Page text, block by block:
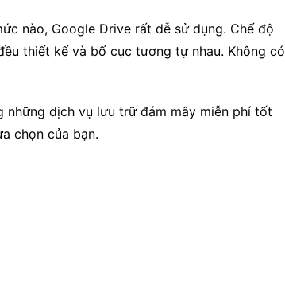
nào, Google Drive rất dễ sử dụng. Chế độ
thiết kế và bố cục tương tự nhau. Không có
dịch vụ lưu trữ đám mây miễn phí tốt
chọn của bạn.